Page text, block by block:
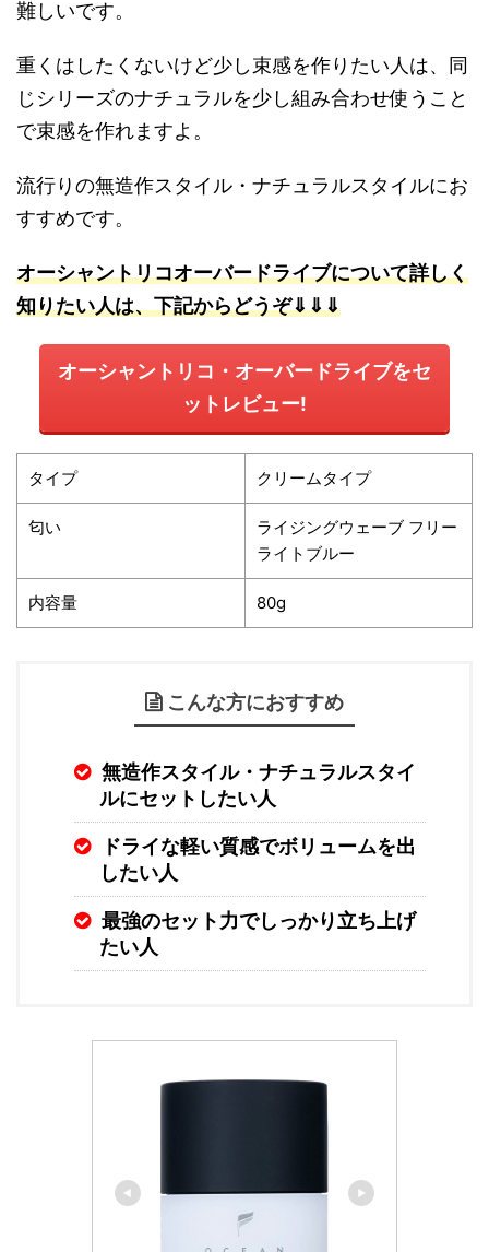
難しいです。
重くはしたくないけど少し束感を作りたい人は、同
じシリーズのナチュラルを少し組み合わせ使うこと
で束感を作れますよ。
流行りの無造作スタイル・ナチュラルスタイルにお
すすめです。
オーシャントリコオーバードライブについて詳しく
知りたい人は、下記からどうぞ⇓⇓⇓
オーシャントリコ・オーバードライブをセ
ットレビュー!
タイプ クリームタイプ
匂い
ライジングウェーブ フリー
ライトブルー
内容量 80g
こんな方におすすめ
無造作スタイル・ナチュラルスタイ
ルにセットしたい人
ドライな軽い質感でボリュームを出
したい人
最強のセット力でしっかり立ち上げ
たい人